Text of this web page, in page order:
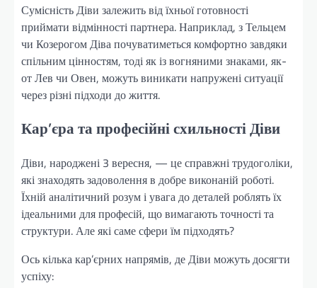
Сумісність Діви залежить від їхньої готовності
приймати відмінності партнера. Наприклад, з Тельцем
чи Козерогом Діва почуватиметься комфортно завдяки
спільним цінностям, тоді як із вогняними знаками, як-
от Лев чи Овен, можуть виникати напружені ситуації
через різні підходи до життя.
Кар’єра та професійні схильності Діви
Діви, народжені 3 вересня, — це справжні трудоголіки,
які знаходять задоволення в добре виконаній роботі.
Їхній аналітичний розум і увага до деталей роблять їх
ідеальними для професій, що вимагають точності та
структури. Але які саме сфери їм підходять?
Ось кілька кар’єрних напрямів, де Діви можуть досягти
успіху: